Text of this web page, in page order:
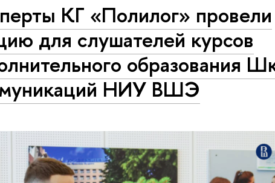
КГ «Полилог» провели
для слушателей курсов
образования
НИУ ВШЭ